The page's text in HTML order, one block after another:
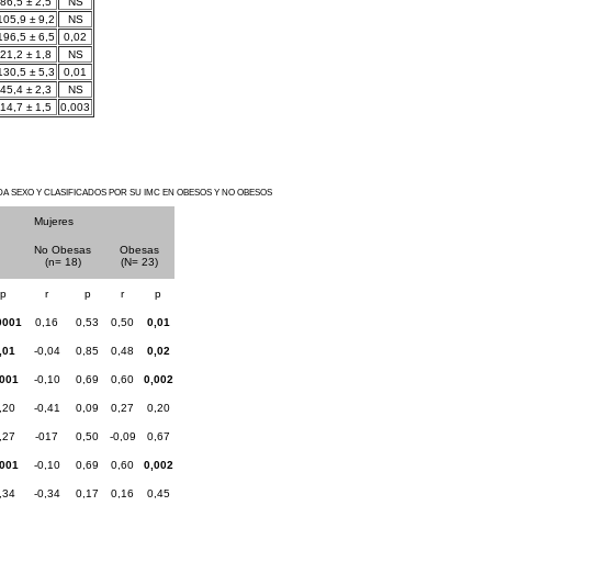
± 9,2
NS
± 6,5
0,02
21,2 ± 1,8
NS
± 5,3
0,01
45,4 ± 2,3
NS
14,7 ± 1,5 0,003
SEXO Y CLASIFICADOS POR SU IMC EN OBESOS Y NO OBESOS
Mujeres
No Obesas
(n= 18)
Obesas
(N= 23)
p r p r p
0,16 0,53 0,50 0,01
-0,04 0,85 0,48 0,02
-0,10 0,69 0,60 0,002
-0,41 0,09 0,27 0,20
-017 0,50 -0,09 0,67
-0,10 0,69 0,60 0,002
-0,34 0,17 0,16 0,45